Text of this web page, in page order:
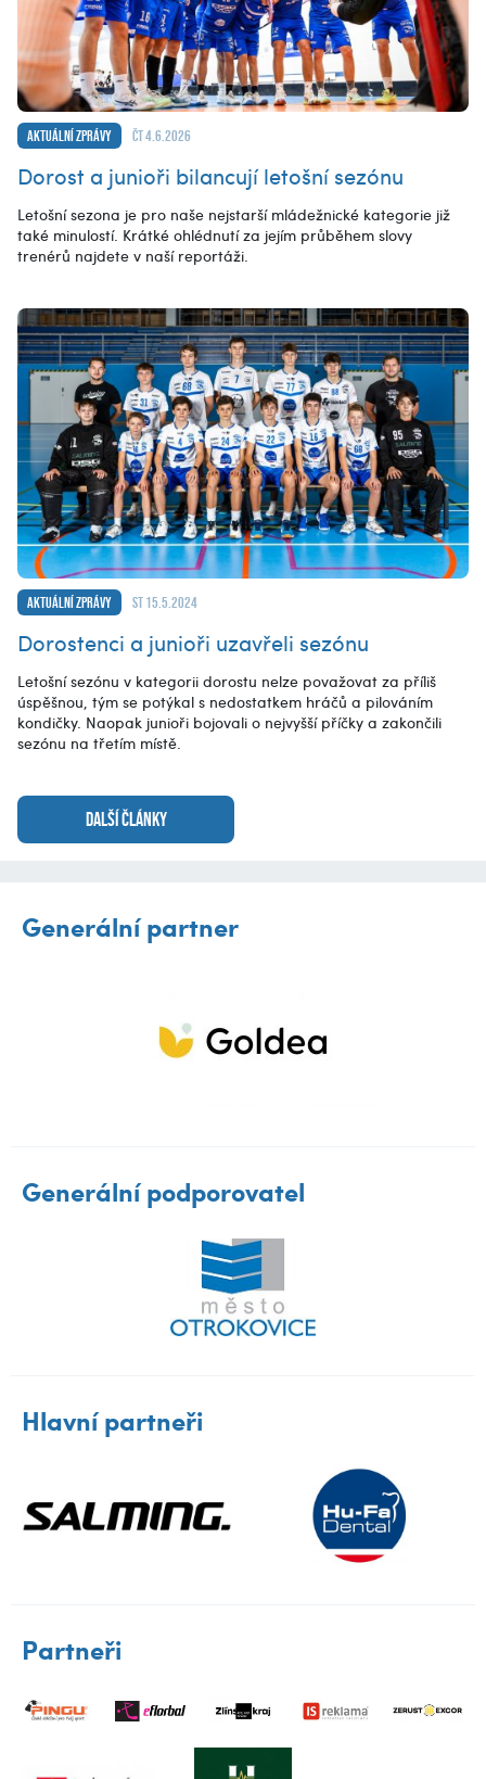
Aktuální zprávy čt 4.6.2026
Dorost a junioři bilancují letošní sezónu
Letošní sezona je pro naše nejstarší mládežnické kategorie již
také minulostí. Krátké ohlédnutí za jejím průběhem slovy
trenérů najdete v naší reportáži.
Aktuální zprávy st 15.5.2024
Dorostenci a junioři uzavřeli sezónu
Letošní sezónu v kategorii dorostu nelze považovat za příliš
úspěšnou, tým se potýkal s nedostatkem hráčů a pilováním
kondičky. Naopak junioři bojovali o nejvyšší příčky a zakončili
sezónu na třetím místě.
DALŠÍ ČLÁNKY
Generální partner
Generální podporovatel
Hlavní partneři
Partneři